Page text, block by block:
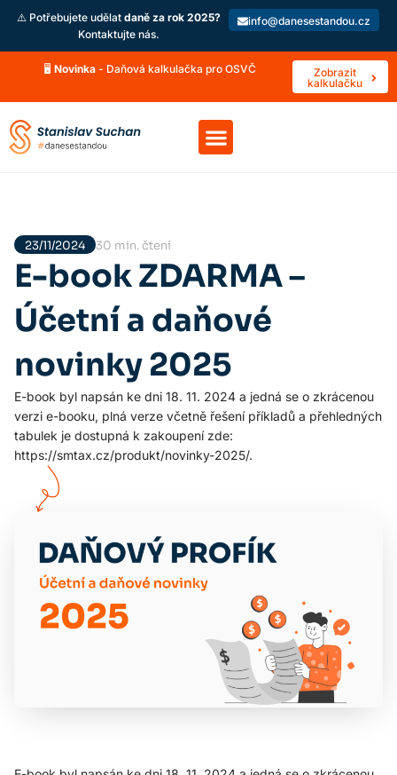
⚠️ Potřebujete udělat daně za rok 2025?
Kontaktujte nás.
info@danesestandou.cz
🖥️Novinka - Daňová kalkulačka pro OSVČ
Zobrazit
kalkulačku
23/11/2024 30 min. čtení
E-book ZDARMA –
Účetní a daňové
novinky 2025
E-book byl napsán ke dni 18. 11. 2024 a jedná se o zkrácenou
verzi e-booku, plná verze včetně řešení příkladů a přehledných
tabulek je dostupná k zakoupení zde:
https://smtax.cz/produkt/novinky-2025/.